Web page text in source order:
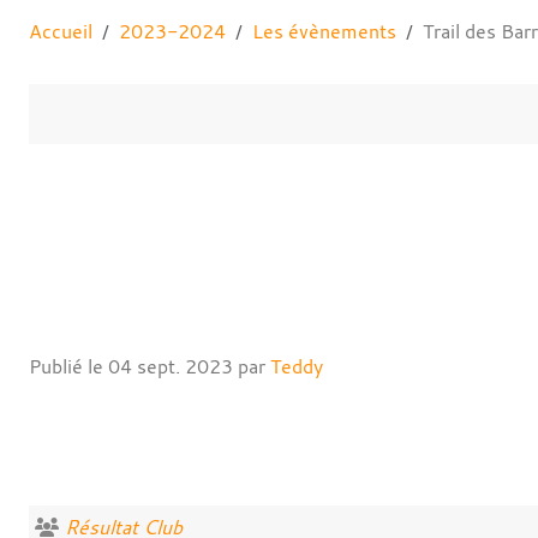
Accueil 2023-2024 Les évènements Trail des
Publié le 04 sept. 2023 parTeddy
Résultat Club